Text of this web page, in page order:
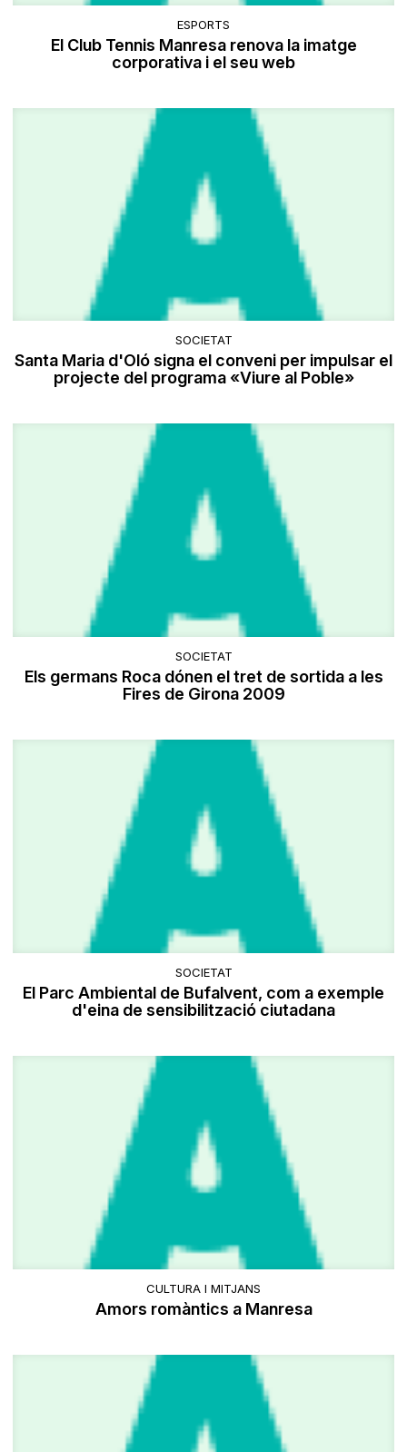
ESPORTS
El Club Tennis Manresa renova la imatge
corporativa i el seu web
SOCIETAT
Santa Maria d'Oló signa el conveni per impulsar el
projecte del programa «Viure al Poble»
SOCIETAT
Els germans Roca dónen el tret de sortida a les
Fires de Girona 2009
SOCIETAT
El Parc Ambiental de Bufalvent, com a exemple
d'eina de sensibilització ciutadana
CULTURA I MITJANS
Amors romàntics a Manresa